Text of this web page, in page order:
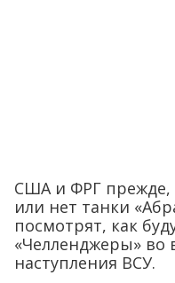
США и ФРГ прежде,
или нет танки
посмотрят, как
«Челленджеры» во
наступления ВСУ.